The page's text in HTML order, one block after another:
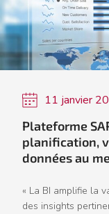
11 janvier
Plateforme
planification,
données au
« La BI amplifie la
des insights